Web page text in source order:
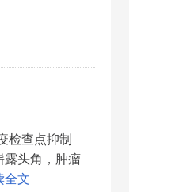
检查点抑制
露头角，肿瘤
全文